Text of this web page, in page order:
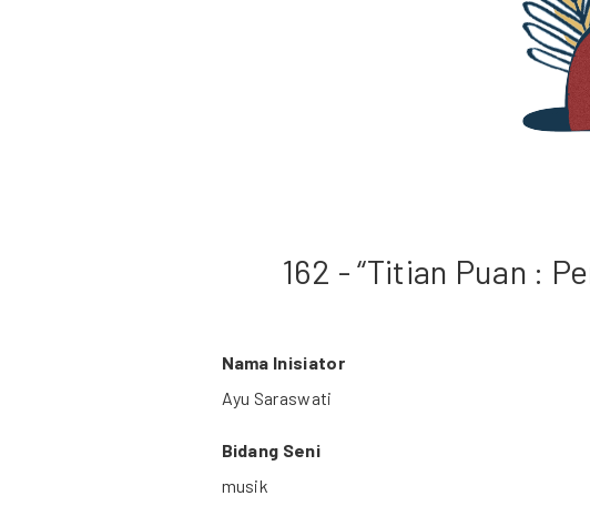
162 - “Titian Puan :
Nama Inisiator
Ayu Saraswati
Bidang Seni
musik